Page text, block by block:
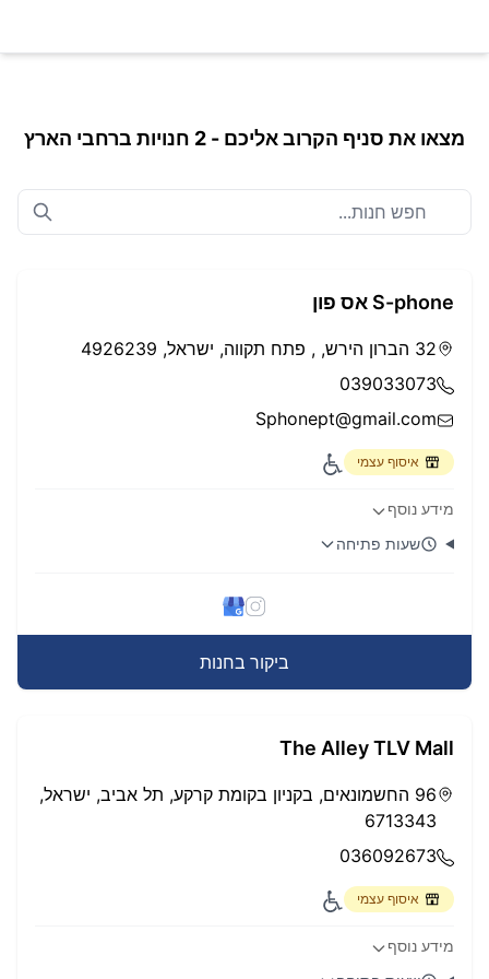
מצאו את סניף הקרוב אליכם - 2 חנויות ברחבי הארץ
S-phone אס פון
32 הברון הירש, , פתח תקווה, ישראל, 4926239
039033073
Sphonept@gmail.com
איסוף עצמי
מידע נוסף
שעות פתיחה
ביקור בחנות
The Alley TLV Mall
96 החשמונאים, בקניון בקומת קרקע, תל אביב, ישראל,
6713343
036092673
איסוף עצמי
מידע נוסף